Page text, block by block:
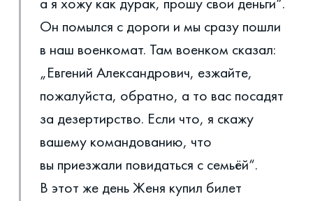
Он помылся с дороги и мы сразу пошли
в наш военкомат. Там военком сказал:
„Евгений Александрович, езжайте,
пожалуйста, обратно, а то вас посадят
за дезертирство. Если что, я скажу
вашему командованию, что
вы приезжали повидаться с семьёй“.
В этот же день Женя купил билет